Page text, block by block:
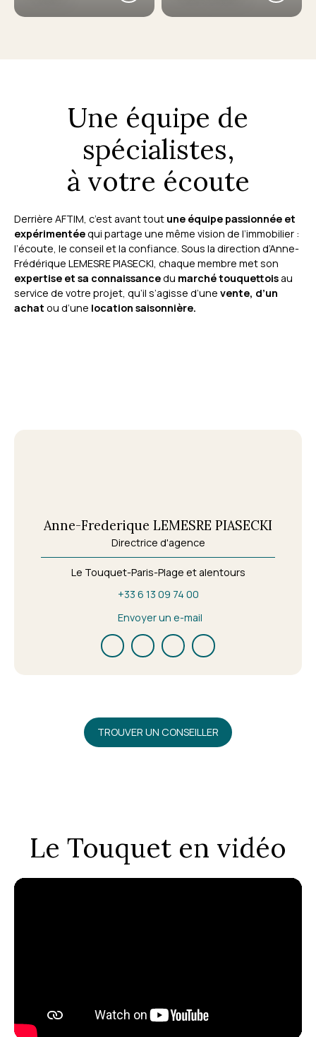
Une équipe de
spécialistes,
à votre écoute
Derrière AFTIM, c’est avant tout une équipe passionnée et
expérimentéequi partage une même vision de l’immobilier :
l’écoute, le conseil et la confiance. Sous la direction d’Anne-
Frédérique LEMESRE PIASECKI, chaque membre met son
expertise et sa connaissancedu marché touquettois au
service de votre projet, qu’il s’agisse d’une vente, d’un
achat ou d’une location saisonnière.
Anne-Frederique LEMESRE PIASECKI
Directrice d'agence
Le Touquet-Paris-Plage et alentours
+33 6 13 09 74 00
Envoyer un e-mail
TROUVER UN CONSEILLER
Le Touquet en vidéo